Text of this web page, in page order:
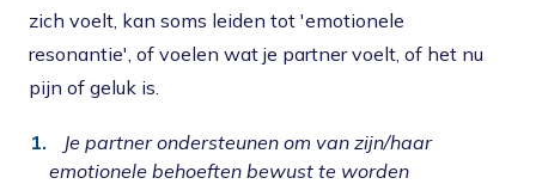
zich voelt, kan soms leiden tot 'emotionele
resonantie', of voelen wat je partner voelt, of het nu
pijn of geluk is.
Je partner ondersteunen om van zijn/haar
emotionele behoeften bewust te worden